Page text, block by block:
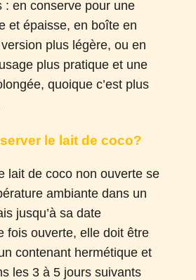
: en conserve pour une
et épaisse, en boîte en
plus légère, ou en
plus pratique et une
quoique c’est plus
le lait de coco?
lait de coco non ouverte se
ambiante dans un
jusqu’à sa date
fois ouverte, elle doit être
contenant hermétique et
les 3 à 5 jours suivants